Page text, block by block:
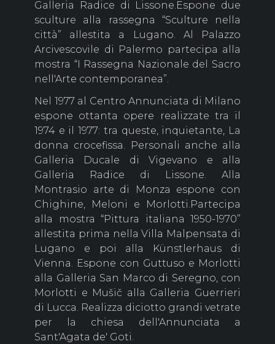
Galleria Radice di Lissone.Espone due
sculture alla rassegna “Sculture nella
città” allestita a Lugano. Al Palazzo
Arcivescovile di Palermo partecipa alla
mostra “I Rassegna Nazionale del Sacro
nell'Arte contemporanea”.
Nel 1977 al Centro Annunciata di Milano
espone ottanta opere realizzate tra il
1974 e il 1977: tra queste, inquietante, La
donna crocefissa. Personali anche alla
Galleria Ducale di Vigevano e alla
Galleria Radice di Lissone. Alla
Montrasio arte di Monza espone con
Chighine, Meloni e Morlotti.Partecipa
alla mostra “Pittura italiana 1950-1970”
allestita prima nella Villa Malpensata di
Lugano e poi alla Künstlerhaus di
Vienna. Espone con Guttuso e Morlotti
alla Galleria San Marco di Seregno, con
Morlotti e Mušič alla Galleria Guerrieri
di Lucca. Realizza diciotto grandi vetrate
per la chiesa dell'Annunciata a
Sant'Agata de' Goti.